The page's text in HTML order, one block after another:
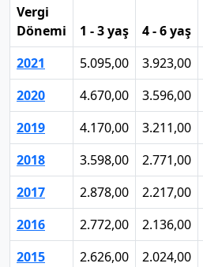
Vergi
Dönemi
1 - 3 yaş 4 - 6 yaş
2021
5.095,00 3.923,00
2020
4.670,00 3.596,00
2019
4.170,00 3.211,00
2018
3.598,00 2.771,00
2017
2.878,00 2.217,00
2016
2.772,00 2.136,00
2015
2.626,00 2.024,00